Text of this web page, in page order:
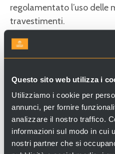
Questo sito web utilizza i
Utilizziamo i cookie per
annunci, per fornire
analizzare il nostro traffico.
informazioni sul modo in cui
nostri partner che si
regolamentato l’uso delle
travestimenti.